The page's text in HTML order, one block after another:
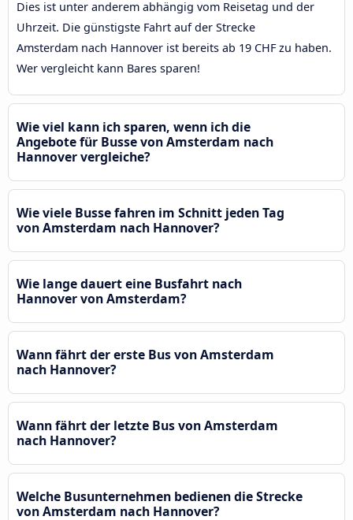
Dies ist unter anderem abhängig vom Reisetag und der
Uhrzeit. Die günstigste Fahrt auf der Strecke
Amsterdam nach Hannover ist bereits ab 19 CHF zu haben.
Wer vergleicht kann Bares sparen!
Wie viel kann ich sparen, wenn ich die
Angebote für Busse von Amsterdam nach
Hannover vergleiche?
Wie viele Busse fahren im Schnitt jeden Tag
von Amsterdam nach Hannover?
Wie lange dauert eine Busfahrt nach
Hannover von Amsterdam?
Wann fährt der erste Bus von Amsterdam
nach Hannover?
Wann fährt der letzte Bus von Amsterdam
nach Hannover?
Welche Busunternehmen bedienen die Strecke
von Amsterdam nach Hannover?